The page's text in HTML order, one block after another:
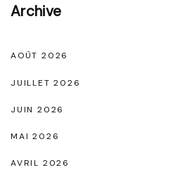
Archive
AOÛT 2026
JUILLET 2026
JUIN 2026
MAI 2026
AVRIL 2026